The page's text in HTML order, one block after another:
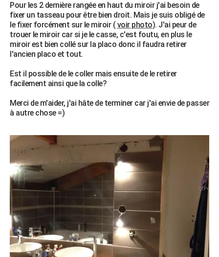
Art de vivre
Bien-être
Loisirs
Mode
Modes de vie
SANTE
Alimentation
Guide de la santé
Maladies
Médicaments
Sommeil
VOYAGE
Destinations
City break
Voyage nature
Voyage de noces
Forum
Climat
+PHOTO
GUIDES D'ACHAT
CARTE DE VOEUX
Dictionnaire
Biographies
Citations
Expressions
Proverbes
PROGRAMME TV
COPAINS D'AVANT
S'inscrire
Se connecter
Lycées
Collèges
Primaires
Universités
Entreprises
Service militaire
Avis de recherche
AVIS DE DÉCÈS
FORUM
Bricolage
Lifestyle
Culture
Sport
Auto
Television
Voyage
Cinema
Pour les 2 dernière rangée en haut du miroir j'ai besoin de
fixer un tasseau pour être bien droit. Mais je suis obligé de
le fixer forcément sur le miroir (voir photo). J'ai peur de
trouer le miroir car si je le casse, c'est foutu, en plus le
miroir est bien collé sur la placo donc il faudra retirer
l'ancien placo et tout.
Est il possible de le coller mais ensuite de le retirer
facilement ainsi que la colle?
Merci de m'aider, j'ai hâte de terminer car j'ai envie de passer
à autre chose =)